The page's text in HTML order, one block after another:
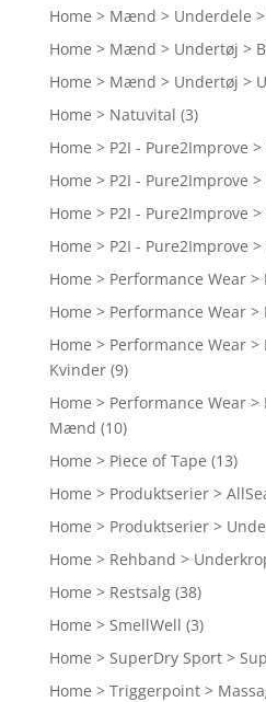
Home > Mænd > Underdele
Home > Mænd > Undertøj >
Home > Mænd > Undertøj >
Home > Natuvital (3)
Home > P2I - Pure2Improve
Home > P2I - Pure2Improve
Home > P2I - Pure2Improve
Home > P2I - Pure2Improve
Home > Performance Wear >
Home > Performance Wear
Home > Performance Wear
Kvinder (9)
Home > Performance Wear
Mænd (10)
Home > Piece of Tape (13)
Home > Produktserier >
Home > Produktserier >
Home > Rehband >
Home > Restsalg (38)
Home > SmellWell (3)
Home > SuperDry Sport >
Home > Triggerpoint >